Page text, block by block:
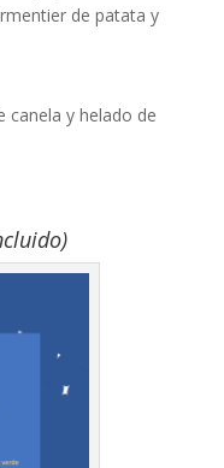
de patata y
canela y helado de